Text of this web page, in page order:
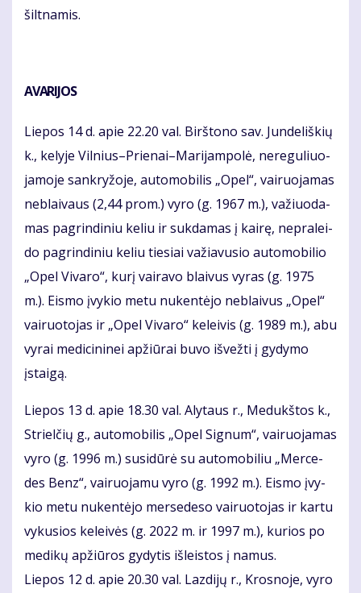
šilt­na­mis.
AVA­RI­JOS
Lie­pos 14 d. apie 22.20 val. Birš­to­no sav. Jun­de­liš­kių
k., ke­ly­je Vil­nius–Prie­nai–Ma­ri­jam­po­lė, ne­re­gu­liuo­
ja­mo­je san­kry­žo­je, au­to­mo­bi­lis „Opel“, vai­ruo­ja­mas
ne­blai­vaus (2,44 prom.) vy­ro (g. 1967 m.), va­žiuo­da­
mas pa­grin­di­niu ke­liu ir suk­da­mas į kai­rę, ne­pra­lei­
do pa­grin­di­niu ke­liu tie­siai va­žia­vu­sio au­to­mo­bi­lio
„Opel Vi­va­ro“, ku­rį vai­ra­vo blai­vus vy­ras (g. 1975
m.). Eis­mo įvy­kio me­tu nu­ken­tė­jo ne­blai­vus „Opel“
vai­ruo­to­jas ir „Opel Vi­va­ro“ ke­lei­vis (g. 1989 m.), abu
vy­rai me­di­ci­ni­nei ap­žiū­rai bu­vo iš­vež­ti į gy­dy­mo
įstai­gą.
Lie­pos 13 d. apie 18.30 val. Aly­taus r., Me­dukš­tos k.,
Striel­čių g., au­to­mo­bi­lis „Opel Sig­num“, vai­ruo­ja­mas
vy­ro (g. 1996 m.) su­si­dū­rė su au­to­mo­bi­liu „Mer­ce­
des Benz“, vai­ruo­ja­mu vy­ro (g. 1992 m.). Eis­mo įvy­
kio me­tu nu­ken­tė­jo mer­se­de­so vai­ruo­to­jas ir kar­tu
vy­kusios ke­lei­vės (g. 2022 m. ir 1997 m.), ku­rios­ po
me­di­kų ap­žiū­ros gy­dy­tis iš­leis­tos į na­mus.
Lie­pos 12 d. apie 20.30 val. Laz­di­jų r., Kros­no­je, vy­ro